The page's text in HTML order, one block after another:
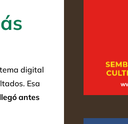
digital
Esa
antes